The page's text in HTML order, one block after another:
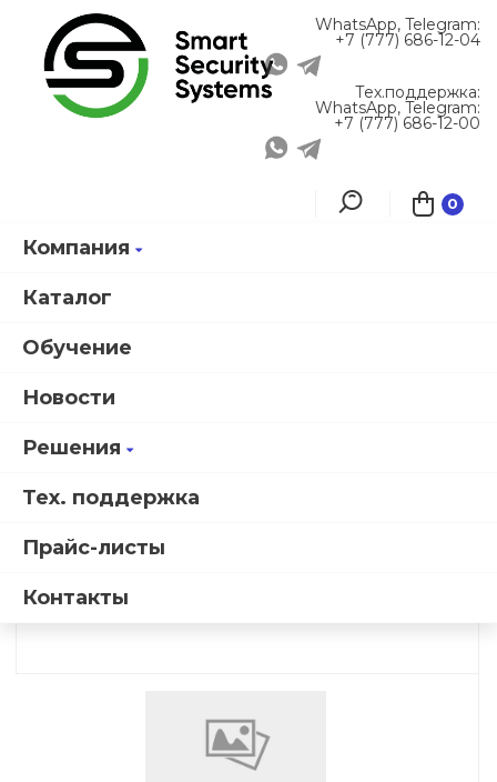
Компания
Каталог
Обучение
Новости
Решения
Тех. поддержка
Прайс-листы
Контакты
0
WhatsApp, Telegram:
+7 (777) 686-12-04
Тех.поддержка:
WhatsApp, Telegram:
+7 (777) 686-12-00
Адаптер монтажный